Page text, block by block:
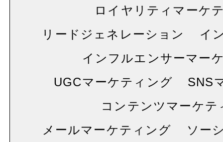
ロイヤリティマーケ
リードジェネレーション
イ
インフルエンサーマー
UGCマーケティング
SNS
コンテンツマーケテ
メールマーケティング
ソー